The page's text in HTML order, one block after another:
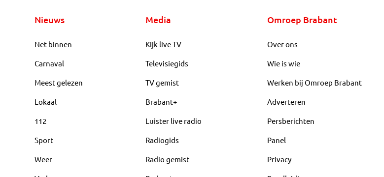
Nieuws
Net binnen
Carnaval
Meest gelezen
Lokaal
112
Sport
Weer
Media
Kijk live TV
Televisiegids
TV gemist
Brabant+
Luister live radio
Radiogids
Radio gemist
Omroep Brabant
Over ons
Wie is wie
Werken bij Omroep Brabant
Adverteren
Persberichten
Panel
Privacy